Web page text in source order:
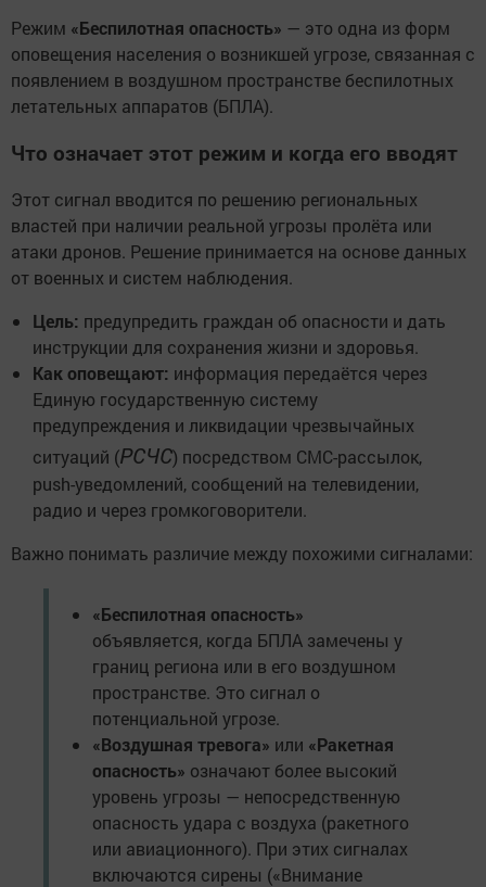
Режим «Беспилотная опасность» — это одна из форм
оповещения населения о возникшей угрозе, связанная с
появлением в воздушном пространстве беспилотных
летательных аппаратов (БПЛА).
Что означает этот режим и когда его вводят
Этот сигнал вводится по решению региональных
властей при наличии реальной угрозы пролёта или
атаки дронов. Решение принимается на основе данных
от военных и систем наблюдения.
Цель: предупредить граждан об опасности и дать
инструкции для сохранения жизни и здоровья.
Как оповещают: информация передаётся через
Единую государственную систему
предупреждения и ликвидации чрезвычайных
ситуаций (РСЧС) посредством СМС-рассылок,
push-уведомлений, сообщений на телевидении,
радио и через громкоговорители.
Важно понимать различие между похожими сигналами:
«Беспилотная опасность»
объявляется, когда БПЛА замечены у
границ региона или в его воздушном
пространстве. Это сигнал о
потенциальной угрозе.
«Воздушная тревога» или «Ракетная
опасность» означают более высокий
уровень угрозы — непосредственную
опасность удара с воздуха (ракетного
или авиационного). При этих сигналах
включаются сирены («Внимание